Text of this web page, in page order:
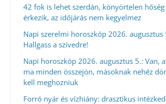
42 fok is lehet szerdán, könyörtelen hőség
érkezik, az időjárás nem kegyelmez
Napi szerelmi horoszkóp 2026. augusztus
Hallgass a szívedre!
Napi horoszkóp 2026. augusztus 5.: Van,
ma minden összejön, másoknak nehéz
kell meghozniuk
Forró nyár és vízhiány: drasztikus